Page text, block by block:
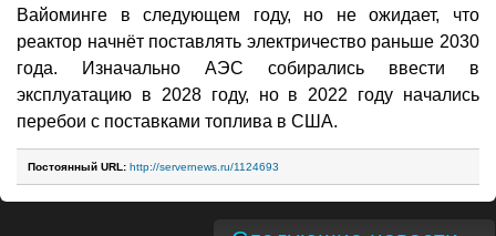
Вайоминге в следующем году, но не ожидает, что
реактор начнёт поставлять электричество раньше 2030
года. Изначально АЭС собирались ввести в
эксплуатацию в 2028 году, но в 2022 году начались
перебои с поставками топлива в США.
Постоянный URL: http://servernews.ru/1124693